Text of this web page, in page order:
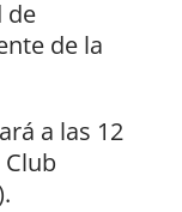
de
de la
a las 12